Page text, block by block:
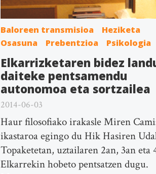
Baloreen transmisioa
Heziketa
Osasuna
Prebentzioa Psikologia
Elkarrizketaren bidez
daiteke pentsamendu
autonomoa eta sortzailea
2014-06-03
Haur filosofiako irakasle Miren
ikastaroa egingo du Hik Hasiren
Topaketetan, uztailaren 2an, 3an eta
Elkarrekin hobeto pentsatzen dugu.